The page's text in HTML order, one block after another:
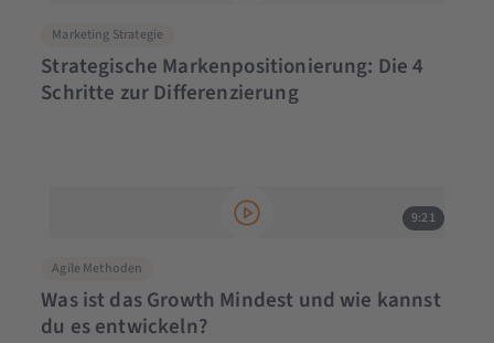
Marketing Strategie
Strategische Markenpositionierung: Die 4
Schritte zur Differenzierung
9:21
Agile Methoden
Was ist das Growth Mindest und wie kannst
du es entwickeln?